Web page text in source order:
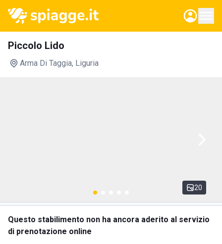
Piccolo Lido
Arma Di Taggia, Liguria
20
Questo stabilimento non ha ancora aderito al servizio
di prenotazione online